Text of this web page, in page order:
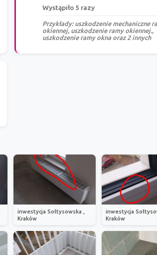
Wystąpiło 5 razy
Przykłady: uszkodzenie mechaniczne
okiennej, uszkodzenie ramy okiennej.,
uszkodzenie ramy okna oraz 2 innych
inwestycja Sołtysowska ,
Kraków
inwestycja
Kraków